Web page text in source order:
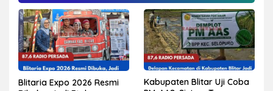
Blitaria Expo 2026 Resmi
Kabupaten Blitar Uji Coba